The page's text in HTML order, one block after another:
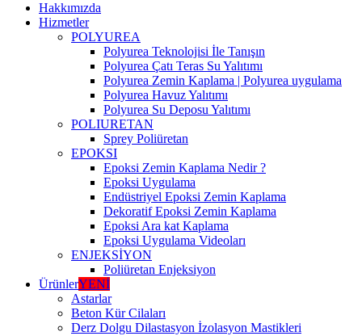
Hakkımızda
Hizmetler
POLYUREA
Polyurea Teknolojisi İle Tanışın
Polyurea Çatı Teras Su Yalıtımı
Polyurea Zemin Kaplama | Polyurea uygulama
Polyurea Havuz Yalıtımı
Polyurea Su Deposu Yalıtımı
POLIURETAN
Sprey Poliüretan
EPOKSI
Epoksi Zemin Kaplama Nedir ?
Epoksi Uygulama
Endüstriyel Epoksi Zemin Kaplama
Dekoratif Epoksi Zemin Kaplama
Epoksi Ara kat Kaplama
Epoksi Uygulama Videoları
ENJEKSİYON
Poliüretan Enjeksiyon
ÜrünlerYENİ
Astarlar
Beton Kür Cilaları
Derz Dolgu Dilastasyon İzolasyon Mastikleri